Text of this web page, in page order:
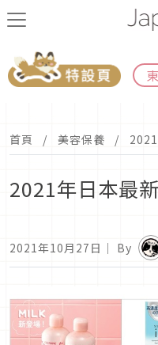
首頁 美容保養
2021年日本最
2021年10月27日 ｜ By